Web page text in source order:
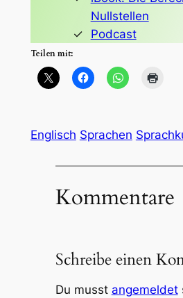
Nullstellen
Podcast
Teilen mit:
Englisch Sprachen
Kommentare
Schreibe einen
Du musst angemeldet